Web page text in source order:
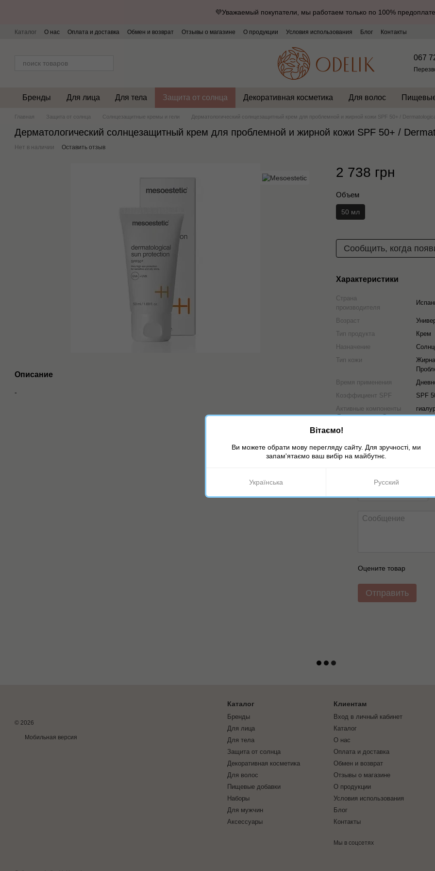
💜Уважаемый покупатели, мы работаем только по 100% предоплате.
Каталог О нас Оплата и доставка Обмен и возврат Отзывы о магазине О продукции Условия использования Блог Контакты
067
Бренды Для лица Для тела Защита от солнца Декоративная косметика Для волос
Главная Защита от солнца Солнцезащитные кремы и гели Дерматологический солнцезащитный крем для проблемной и жирной кожи SPF 50+ /
Дерматологический солнцезащитный крем для проблемной и жирной кожи SPF 50+ /
Нет в наличии Оставить отзыв
Описание
-
2 738 грн
Объем
50 мл
Сообщить, когда
Характеристики
Страна
производителя
Возраст
Тип продукта
Крем
Назначение
Тип кожи
Время применения
Коэффициент SPF
SPF
Активные компоненты
Доставка Оплата
Новый отзыв или
Оцените товар
Отправить
© 2026
Мобильная версия
Каталог
Бренды
Для лица
Для тела
Защита от солнца
Декоративная косметика
Для волос
Пищевые добавки
Наборы
Для мужчин
Аксессуары
Клиентам
Вход в личный кабинет
Каталог
О нас
Оплата и доставка
Обмен и возврат
Отзывы о магазине
О продукции
Условия использования
Блог
Контакты
Мы в соцсетях
Вітаємо!
Ви можете обрати мову перегляду сайту. Для зручності, ми
запам'ятаємо ваш вибір на майбутнє.
Українська Русский